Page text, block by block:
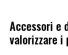
Accessori
valorizzare